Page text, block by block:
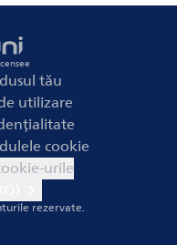
tău
utilizare
cookie
urile
rezervate.